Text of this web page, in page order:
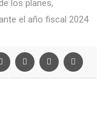
los planes,
el año fiscal 2024
Twiter LinkedinPinterest